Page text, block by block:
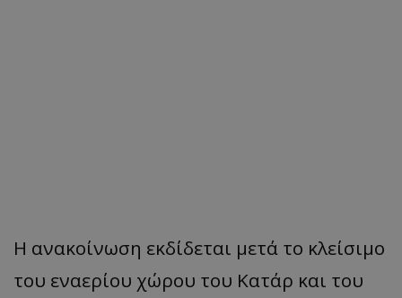
Η ανακοίνωση εκδίδεται μετά το κλείσιμο
του εναερίου χώρου του Κατάρ και του